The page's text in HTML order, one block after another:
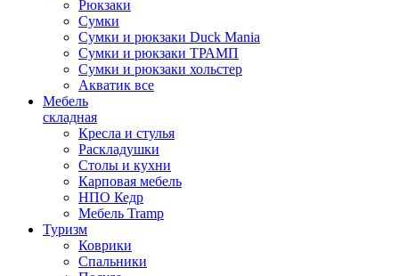
Рюкзаки
Сумки
Сумки и рюкзаки Duck Mania
Сумки и рюкзаки ТРАМП
Сумки и рюкзаки хольстер
Акватик все
Мебель
складная
Кресла и стулья
Раскладушки
Столы и кухни
Карповая мебель
НПО Кедр
Мебель Tramp
Туризм
Коврики
Спальники